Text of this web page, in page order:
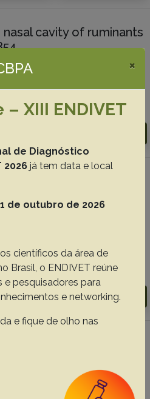
cavity of ruminants
Garino-Junior F.
Dantas A.F.M.
|
caused by
Brazil, 30(7):529-532
Go to 30(7), 2010
|
ionograma
e enzimáticas de
conidiobolomicose no
24
×
XIII ENDIVET
de Diagnóstico
2026 já tem data e local
de outubro de 2026
científicos da área de
Brasil, o ENDIVET reúne
e pesquisadores para
e networking.
e fique de olho nas